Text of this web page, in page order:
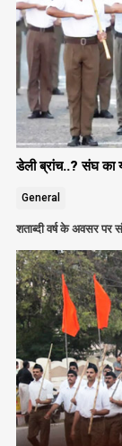
डेली ब्रांच..? संघ का
General
शताब्दी वर्ष के अवसर